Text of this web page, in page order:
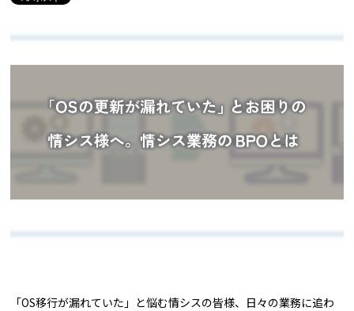
「OS移行が漏れていた」と悩む情シスの皆様、日々の業務に追わ